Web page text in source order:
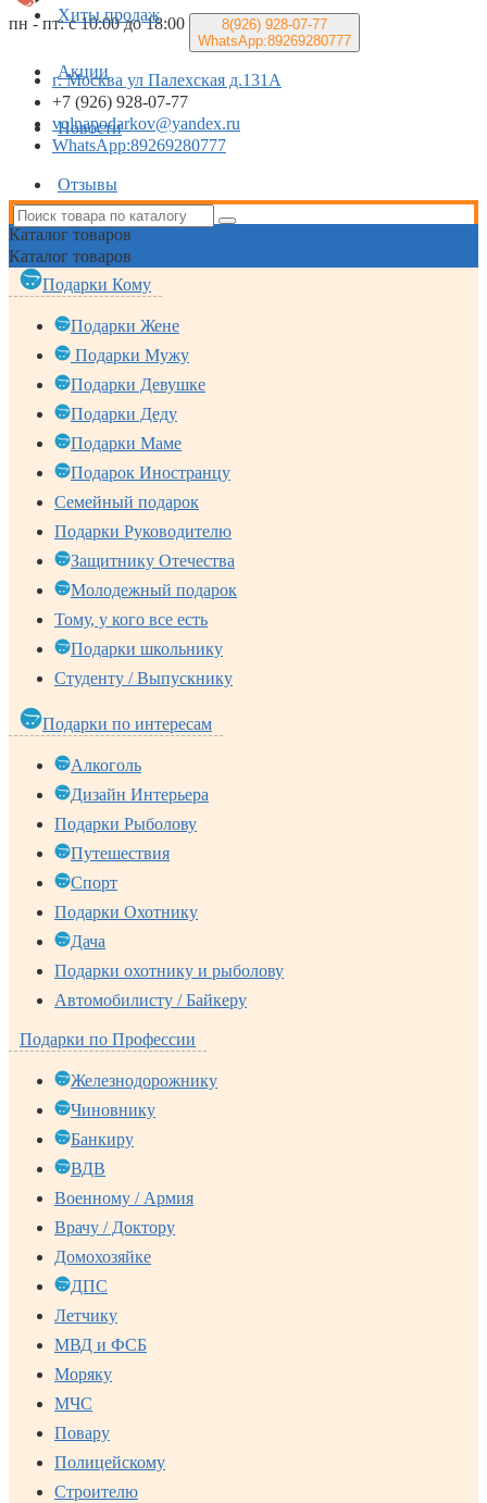
пн - пт: с 10:00 до 18:00 8(926) 928-07-77
WhatsApp:89269280777
г. Москва ул Палехская д.131А
+7 (926) 928-07-77
volnapodarkov@yandex.ru
WhatsApp:89269280777
Хиты продаж
Акции
Новости
Отзывы
Каталог товаров
Каталог товаров
Подарки Кому
Подарки Жене
Подарки Мужу
Подарки Девушке
Подарки Деду
Подарки Маме
Подарок Иностранцу
Семейный подарок
Подарки Руководителю
Защитнику Отечества
Молодежный подарок
Тому, у кого все есть
Подарки школьнику
Студенту / Выпускнику
Подарки по интересам
Алкоголь
Дизайн Интерьера
Подарки Рыболову
Путешествия
Спорт
Подарки Охотнику
Дача
Подарки охотнику и рыболову
Автомобилисту / Байкеру
Подарки по Профессии
Железнодорожнику
Чиновнику
Банкиру
ВДВ
Военному / Армия
Врачу / Доктору
Домохозяйке
ДПС
Летчику
МВД и ФСБ
Моряку
МЧС
Повару
Полицейскому
Строителю